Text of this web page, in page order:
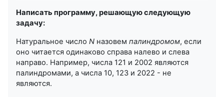
Написать программу, решающую следующую
задачу:
Натуральное число N назовем палиндромом, если
оно читается одинаково справа налево и слева
направо. Например, числа 121 и 2002 являются
палиндромами, а числа 10, 123 и 2022 - не
являются.